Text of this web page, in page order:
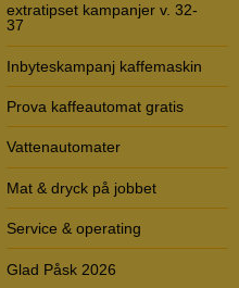
extratipset kampanjer v. 32-
37
Inbyteskampanj kaffemaskin
Prova kaffeautomat gratis
Vattenautomater
Mat & dryck på jobbet
Service & operating
Glad Påsk 2026